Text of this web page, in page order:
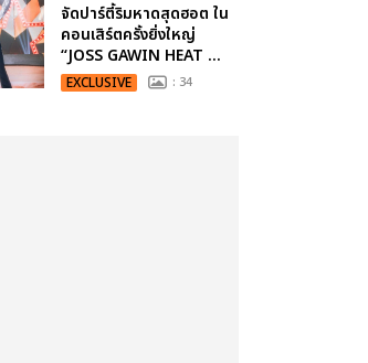
จัดปาร์ตี้ริมหาดสุดฮอต ใน
คอนเสิร์ตครั้งยิ่งใหญ่
“JOSS GAWIN HEAT ...
EXCLUSIVE : 34